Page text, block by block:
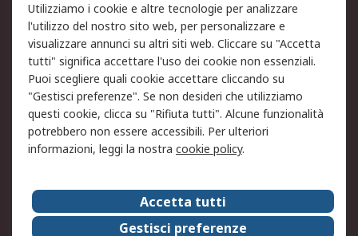
Informativa Cookie
Informativa Privacy -
Aggiornata
Email Security
Termini d'uso
Condizioni di vendita
Condizioni generali di
servizio
Etica e responsabilità
Chi Siamo
Chi Siamo
Contattaci
Supporto
ESG
Utilizziamo i cookie e altre tecnologie per analizzare
l'utilizzo del nostro sito web, per personalizzare e
visualizzare annunci su altri siti web. Cliccare su "Accetta
tutti" significa accettare l'uso dei cookie non essenziali.
Puoi scegliere quali cookie accettare cliccando su
"Gestisci preferenze". Se non desideri che utilizziamo
questi cookie, clicca su "Rifiuta tutti". Alcune funzionalità
potrebbero non essere accessibili. Per ulteriori
informazioni, leggi la nostra cookie policy.
Accetta tutti
Gestisci preferenze